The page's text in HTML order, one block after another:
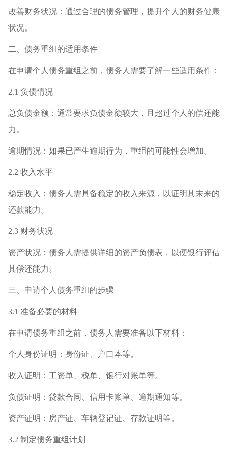
改善财务状况：通过合理的债务管理，提升个人的财务健康
状况。
二、债务重组的适用条件
在申请个人债务重组之前，债务人需要了解一些适用条件：
2.1 负债情况
总负债金额：通常要求负债金额较大，且超过个人的偿还能
力。
逾期情况：如果已产生逾期行为，重组的可能性会增加。
2.2 收入水平
稳定收入：债务人需具备稳定的收入来源，以证明其未来的
还款能力。
2.3 财务状况
资产状况：债务人需提供详细的资产负债表，以便银行评估
其偿还能力。
三、申请个人债务重组的步骤
3.1 准备必要的材料
在申请债务重组之前，债务人需要准备以下材料：
个人身份证明：身份证、户口本等。
收入证明：工资单、税单、银行对账单等。
负债证明：贷款合同、信用卡账单、逾期通知等。
资产证明：房产证、车辆登记证、存款证明等。
3.2 制定债务重组计划